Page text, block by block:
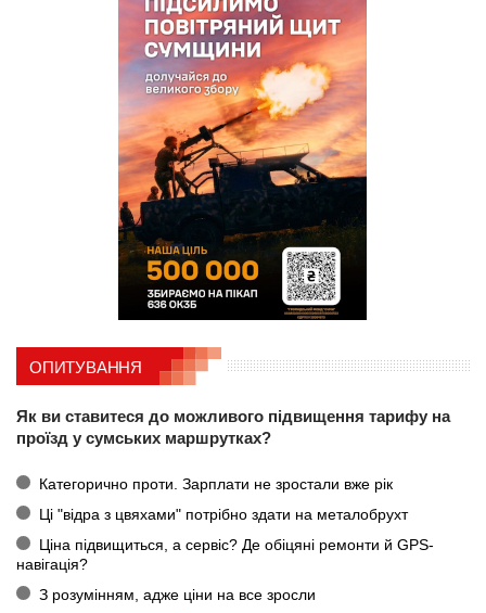
ОПИТУВАННЯ
Як ви ставитеся до можливого підвищення тарифу на
проїзд у сумських маршрутках?
Категорично проти. Зарплати не зростали вже рік
Ці "відра з цвяхами" потрібно здати на металобрухт
Ціна підвищиться, а сервіс? Де обіцяні ремонти й GPS-
навігація?
З розумінням, адже ціни на все зросли